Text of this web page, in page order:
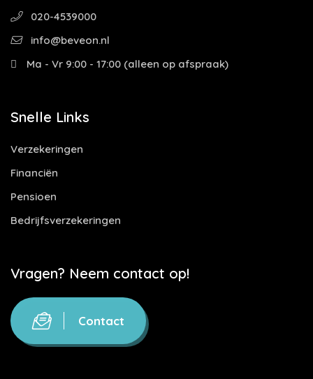
020-4539000
info@beveon.nl
Ma - Vr 9:00 - 17:00 (alleen op afspraak)
Snelle Links
Verzekeringen
Financiën
Pensioen
Bedrijfsverzekeringen
Vragen? Neem contact op!
Contact